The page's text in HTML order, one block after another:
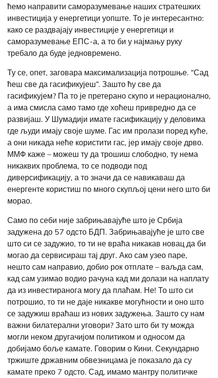
ћемо направити саморазумевање наших стратешких
инвестиција у енергетици уопште. То је интересантно:
како се раздвајају инвестиције у енергетици и
саморазумевање ЕПС-а, а то би у најмању руку
требало да буде једновремено.
Ту се, опет, заговара максимализација потрошње. “Сад
ћеш све да гасификујеш”. Зашто ћу све да
гасификујем? Па то је претерано скупо и нерационално,
а има смисла само тамо где хоћеш привредно да се
развијаш. У Шумадији имате гасификацију у деловима
где људи имају своје шуме. Гас им пролази поред куће,
а они никада неће користити гас, јер имају своје дрво.
ММФ каже – можеш ту да трошиш слободно, ту нема
никаквих проблема, то се подводи под
диверсификацију, а то значи да се навикаваш да
енергенте користиш по много скупљој цени него што би
морао.
Само по себи није забрињавајуће што је Србија
задужена до 57 одсто БДП. Забрињавајуће је што све
што си се задужио, то ти не враћа никакав новац да би
могао да сервисираш тај друг. Ако сам узео паре,
нешто сам направио, добио рок отплате – ваљда сам,
кад сам узимао водио рачуна кад ми долази на наплату
да из инвестиранога могу да плаћам. Не! То што си
потрошио, то ти не даје никакве могућности и оно што
се задужиш враћаш из нових задужења. Зашто су нам
важни билатерални уговори? Зато што би ту можда
могли неком другачијом политиком и односом да
добијамо боље камате. Говорим о Кини. Секундарно
тржиште државним обвезницама је показало да су
камате преко 7 одсто. Сад, имамо мантру политичке